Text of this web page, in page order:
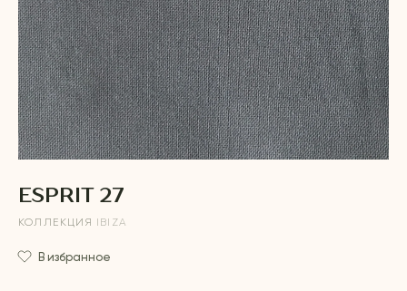
ESPRIT 27
КОЛЛЕКЦИЯ IBIZA
В избранное